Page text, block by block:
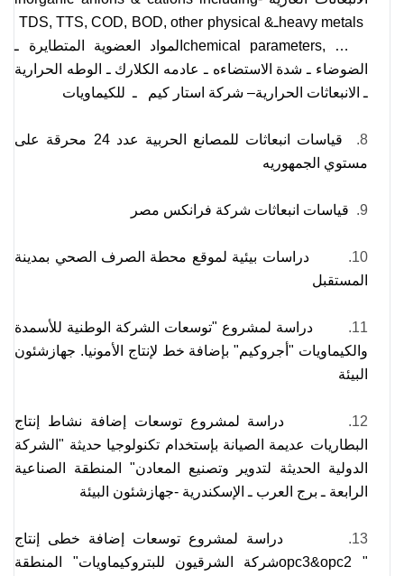
heavy metalsـTDS, TTS, COD, BOD, other physical &
chemical parameters, … المواد العضوية المتطايرة ـ
الضوضاء ـ شدة الاستضاءه ـ عادمه الكلارك ـ الوطه الحرارية
ـ الانبعاثات الحرارية– شركة استار كيم ـ للكيماويات
8.
قياسات انبعاثات للمصانع الحربية عدد 24 محرقة على
مستوي الجمهوريه
9. قياسات انبعاثات شركة فرانكس مصر
10.
دراسات بيئية لموقع محطة الصرف الصحي بمدينة
المستقبل
11.
دراسة لمشروع "توسعات الشركة الوطنية للأسمدة
والكيماويات "أجروكيم" بإضافة خط لإنتاج الأمونيا. جهازشئون
البيئة
12.
دراسة لمشروع توسعات إضافة نشاط إنتاج
البطاريات عديمة الصيانة بإستخدام تكنولوجيا حديثة "الشركة
الدولية الحديثة لتدوير وتصنيع المعادن" المنطقة الصناعية
الرابعة ـ برج العرب ـ الإسكندرية -جهازشئون البيئة
13.
دراسة لمشروع توسعات إضافة خطى إنتاج
opc3&opc2 "شركة الشرقيون للبتروكيماويات" المنطقة